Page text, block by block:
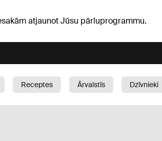
atjaunot Jūsu pārluprogrammu.
Receptes Ārvalstīs Dzīvnieki